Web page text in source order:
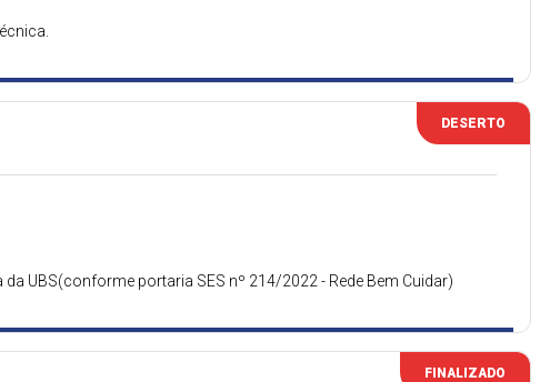
DESERTO
UBS(conforme portaria SES nº 214/2022 - Rede Bem Cuidar)
FINALIZADO